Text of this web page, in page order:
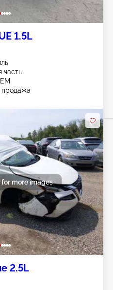
1.5L
часть
more images
2.5L